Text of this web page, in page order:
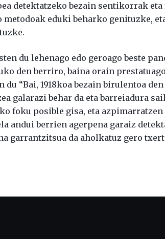
detektatzeko bezain sentikorrak
eduki beharko genituzke,
du lehenago edo geroago beste
den berriro, baina orain
“Bai, 1918koa bezain birulentoa
galarazi behar da eta barreiadura
foku posible gisa, eta
andui berrien agerpena garaiz
garrantzitsua da aholkatuz gero